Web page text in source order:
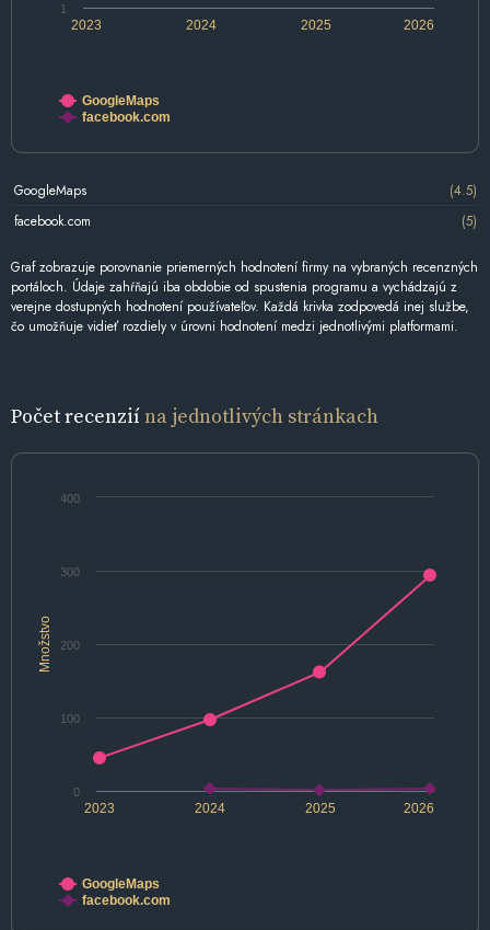
2024 2026
2023 2025
1
GoogleMaps
facebook.com
GoogleMaps
(4.5)
facebook.com
(5)
Graf zobrazuje porovnanie priemerných hodnotení firmy na vybraných recenzných
portáloch. Údaje zahŕňajú iba obdobie od spustenia programu a vychádzajú z
verejne dostupných hodnotení používateľov. Každá krivka zodpovedá inej službe,
čo umožňuje vidieť rozdiely v úrovni hodnotení medzi jednotlivými platformami.
Počet recenziína jednotlivých stránkach
Množstvo
2024 2026
2023 2025
0
100
200
300
400
GoogleMaps
facebook.com